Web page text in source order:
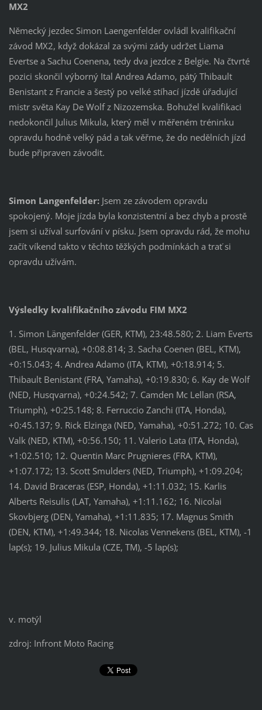
MX2
Německý jezdec Simon Laengenfelder ovládl kvalifikační
závod MX2, když dokázal za svými zády udržet Liama
Evertse a Sachu Coenena, tedy dva jezdce z Belgie. Na čtvrté
pozici skončil výborný Ital Andrea Adamo, pátý Thibault
Benistant z Francie a šestý po velké stíhací jízdě úřadující
mistr světa Kay De Wolf z Nizozemska. Bohužel kvalifikaci
nedokončil Julius Mikula, který měl v měřeném tréninku
opravdu hodně velký pád a tak věřme, že do nedělních jízd
bude připraven závodit.
Simon Langenfelder:Jsem ze závodem opravdu
spokojený. Moje jízda byla konzistentní a bez chyb a prostě
jsem si užíval surfování v písku. Jsem opravdu rád, že mohu
začít víkend takto v těchto těžkých podmínkách a trať si
opravdu užívám.
Výsledky kvalifikačního závodu FIM MX2
1. Simon Längenfelder (GER, KTM), 23:48.580; 2. Liam Everts
(BEL, Husqvarna), +0:08.814; 3. Sacha Coenen (BEL, KTM),
+0:15.043; 4. Andrea Adamo (ITA, KTM), +0:18.914; 5.
Thibault Benistant (FRA, Yamaha), +0:19.830; 6. Kay de Wolf
(NED, Husqvarna), +0:24.542; 7. Camden Mc Lellan (RSA,
Triumph), +0:25.148; 8. Ferruccio Zanchi (ITA, Honda),
+0:45.137; 9. Rick Elzinga (NED, Yamaha), +0:51.272; 10. Cas
Valk (NED, KTM), +0:56.150; 11. Valerio Lata (ITA, Honda),
+1:02.510; 12. Quentin Marc Prugnieres (FRA, KTM),
+1:07.172; 13. Scott Smulders (NED, Triumph), +1:09.204;
14. David Braceras (ESP, Honda), +1:11.032; 15. Karlis
Alberts Reisulis (LAT, Yamaha), +1:11.162; 16. Nicolai
Skovbjerg (DEN, Yamaha), +1:11.835; 17. Magnus Smith
(DEN, KTM), +1:49.344; 18. Nicolas Vennekens (BEL, KTM), -1
lap(s); 19. Julius Mikula (CZE, TM), -5 lap(s);
v. motýl
zdroj: Infront Moto Racing